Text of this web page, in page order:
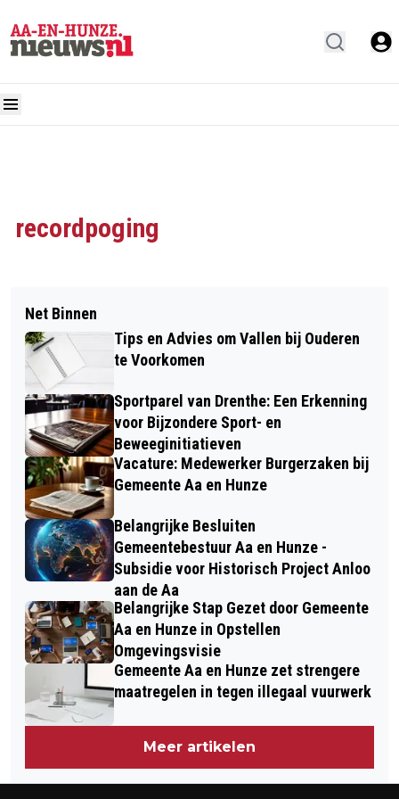
recordpoging
Net Binnen
Tips en Advies om Vallen bij Ouderen
te Voorkomen
Sportparel van Drenthe: Een Erkenning
voor Bijzondere Sport- en
Beweeginitiatieven
Vacature: Medewerker Burgerzaken bij
Gemeente Aa en Hunze
Belangrijke Besluiten
Gemeentebestuur Aa en Hunze -
Subsidie voor Historisch Project Anloo
aan de Aa
Belangrijke Stap Gezet door Gemeente
Aa en Hunze in Opstellen
Omgevingsvisie
Gemeente Aa en Hunze zet strengere
maatregelen in tegen illegaal vuurwerk
Meer artikelen